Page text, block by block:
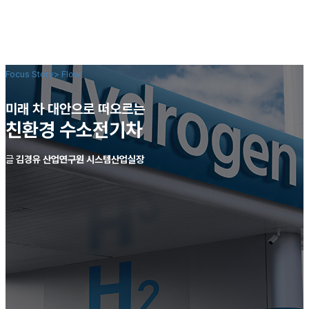
Focus Story> Flow
미래 차 대안으로 떠오르는
친환경 수소전기차
글김경유 산업연구원 시스템산업실장